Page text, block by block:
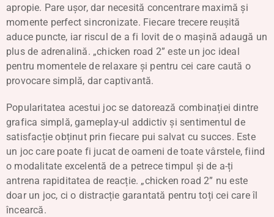
apropie. Pare ușor, dar necesită concentrare maximă și
momente perfect sincronizate. Fiecare trecere reușită
aduce puncte, iar riscul de a fi lovit de o mașină adaugă un
plus de adrenalină. „chicken road 2” este un joc ideal
pentru momentele de relaxare și pentru cei care caută o
provocare simplă, dar captivantă.
Popularitatea acestui joc se datorează combinației dintre
grafica simplă, gameplay-ul addictiv și sentimentul de
satisfacție obținut prin fiecare pui salvat cu succes. Este
un joc care poate fi jucat de oameni de toate vârstele, fiind
o modalitate excelentă de a petrece timpul și de a-ți
antrena rapiditatea de reacție. „chicken road 2” nu este
doar un joc, ci o distracție garantată pentru toți cei care îl
încearcă.